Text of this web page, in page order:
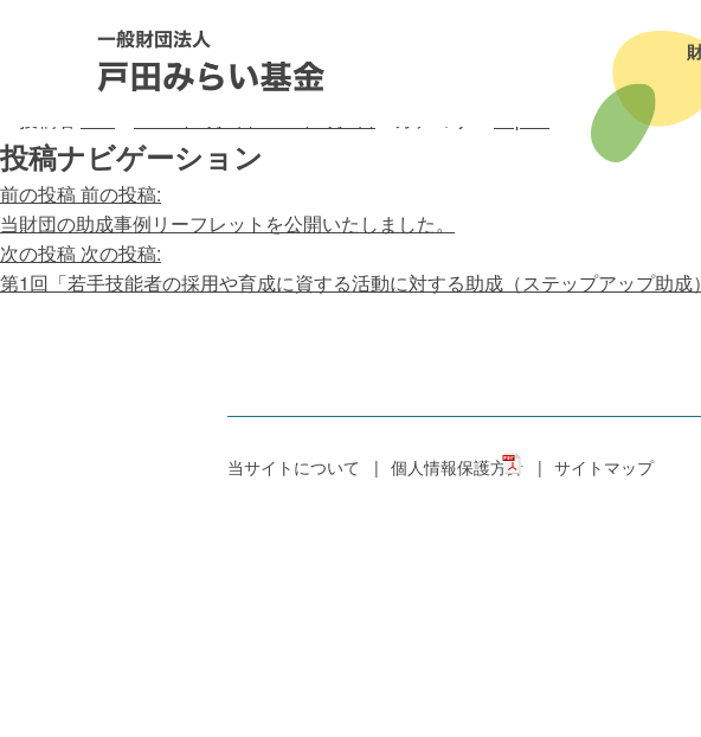
第3回「外国人技能実習生の受入れに係る助成」の対
nttls 2020年3月4日 2023年4月4日
投稿ナビゲーション
前の投稿前の投稿:
当財団の助成事例リーフレットを公開いたしました。
次の投稿 次の投稿:
第1回「若手技能者の採用や育成に資する活動に対する助成（ステップアップ助成
当サイトについて 個人情報保護方針 サイトマップ